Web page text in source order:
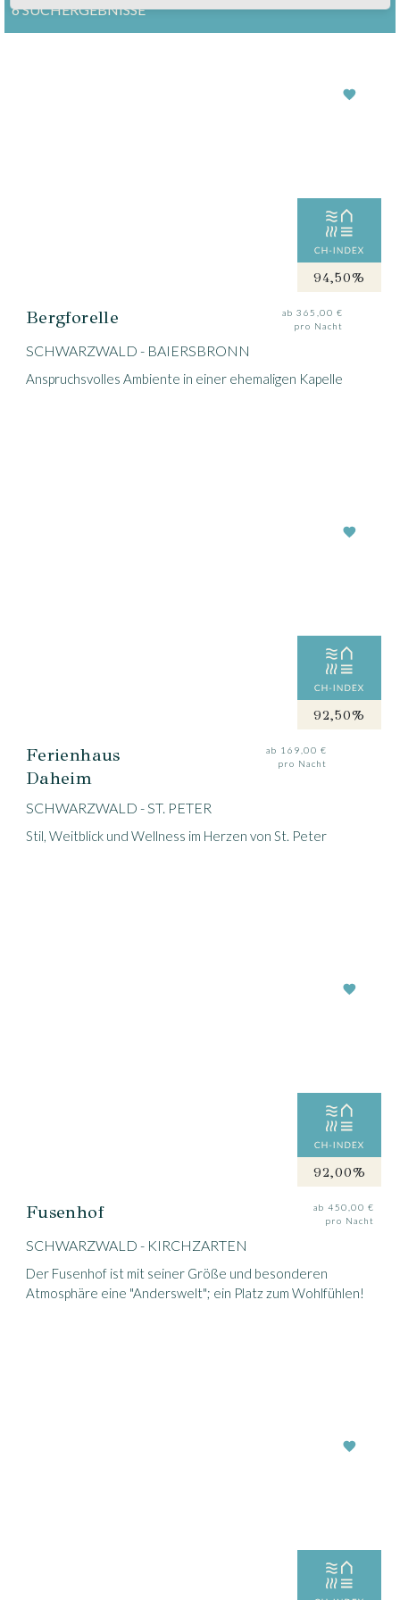
6 SUCHERGEBNISSE
Bergforelle
ab 365,00 €
pro Nacht
SCHWARZWALD - BAIERSBRONN
Anspruchsvolles Ambiente in einer ehemaligen Kapelle
94,50%
Ferienhaus
Daheim
ab 169,00 €
pro Nacht
SCHWARZWALD - ST. PETER
Stil, Weitblick und Wellness im Herzen von St. Peter
92,50%
Fusenhof
ab 450,00 €
pro Nacht
SCHWARZWALD - KIRCHZARTEN
Der Fusenhof ist mit seiner Größe und besonderen
Atmosphäre eine "Anderswelt"; ein Platz zum Wohlfühlen!
92,00%